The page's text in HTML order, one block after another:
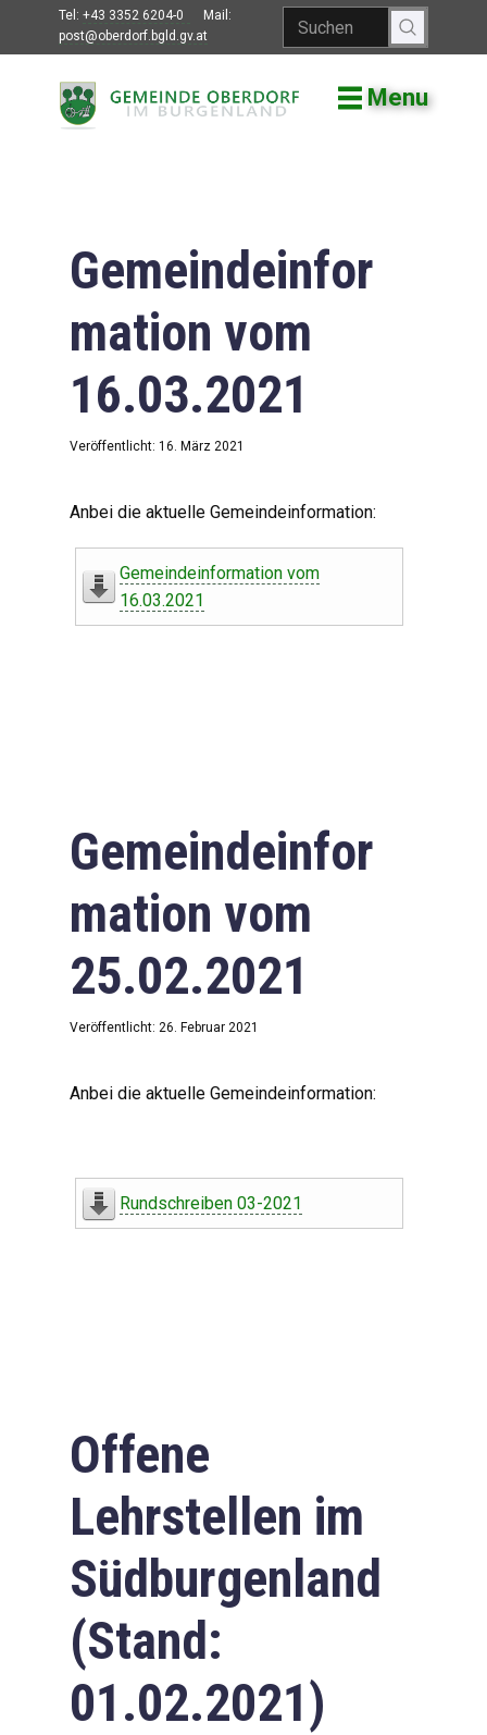
Tel: +43 3352 6204-0
Mail:
post@oberdorf.bgld.gv.at
Menu
Willkommen
Gemeindeamt
Gemeinderat
Bildung
Vereine
Leben in Oberdorf
Downloads
Impressum
Datenschutzerklärung
Gemeindeinfor
mation vom
16.03.2021
Veröffentlicht: 16. März 2021
Anbei die aktuelle Gemeindeinformation:
Gemeindeinformation vom
16.03.2021
Gemeindeinfor
mation vom
25.02.2021
Veröffentlicht: 26. Februar 2021
Anbei die aktuelle Gemeindeinformation:
Rundschreiben 03-2021
Offene
Lehrstellen im
Südburgenland
(Stand:
01.02.2021)